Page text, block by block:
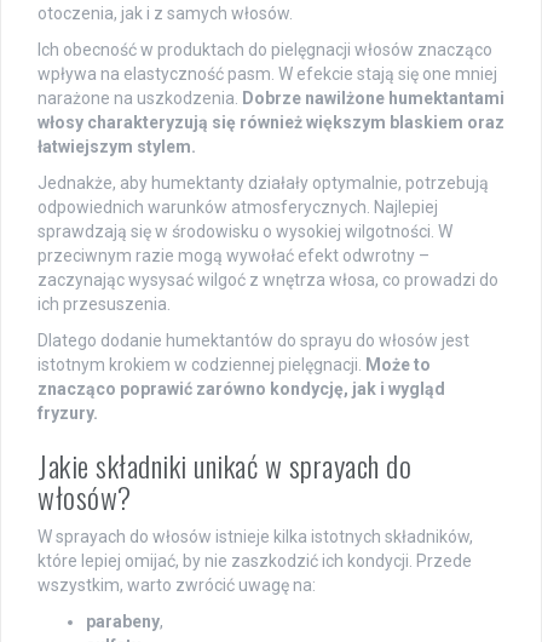
otoczenia, jak i z samych włosów.
Ich obecność w produktach do pielęgnacji włosów znacząco
wpływa na elastyczność pasm. W efekcie stają się one mniej
narażone na uszkodzenia. Dobrze nawilżone humektantami
włosy charakteryzują się również większym blaskiem oraz
łatwiejszym stylem.
Jednakże, aby humektanty działały optymalnie, potrzebują
odpowiednich warunków atmosferycznych. Najlepiej
sprawdzają się w środowisku o wysokiej wilgotności. W
przeciwnym razie mogą wywołać efekt odwrotny –
zaczynając wysysać wilgoć z wnętrza włosa, co prowadzi do
ich przesuszenia.
Dlatego dodanie humektantów do sprayu do włosów jest
istotnym krokiem w codziennej pielęgnacji. Może to
znacząco poprawić zarówno kondycję, jak i wygląd
fryzury.
Jakie składniki unikać w sprayach do
włosów?
W sprayach do włosów istnieje kilka istotnych składników,
które lepiej omijać, by nie zaszkodzić ich kondycji. Przede
wszystkim, warto zwrócić uwagę na:
parabeny,